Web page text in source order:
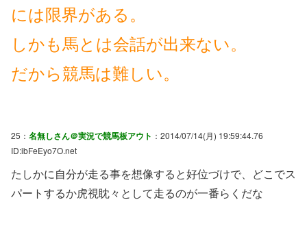
には限界がある。
しかも馬とは会話が出来ない。
だから競馬は難しい。
25： 名無しさん＠実況で競馬板アウト ：2014/07/14(月) 19:59:44.76
ID:ibFeEyo7O.net
たしかに自分が走る事を想像すると好位づけで、どこでス
パートするか虎視眈々として走るのが一番らくだな